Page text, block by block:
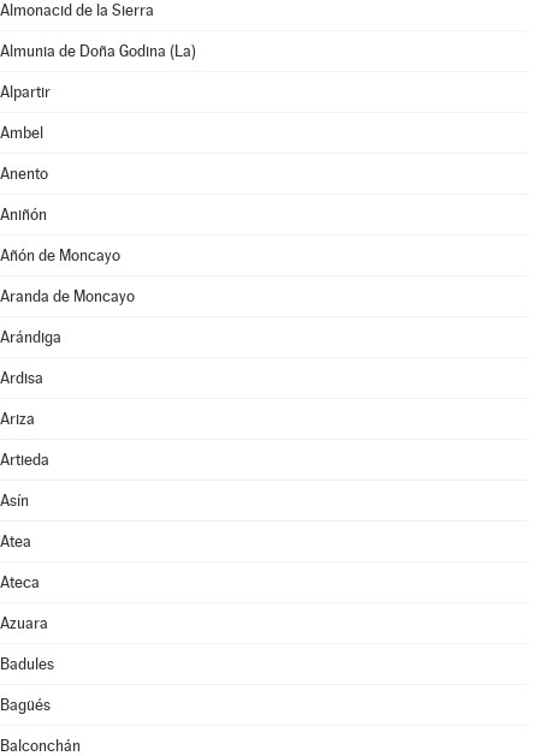
Almonacid de la Sierra
Almunia de Doña Godina (La)
Alpartir
Ambel
Anento
Aniñón
Añón de Moncayo
Aranda de Moncayo
Arándiga
Ardisa
Ariza
Artieda
Asín
Atea
Ateca
Azuara
Badules
Bagüés
Balconchán